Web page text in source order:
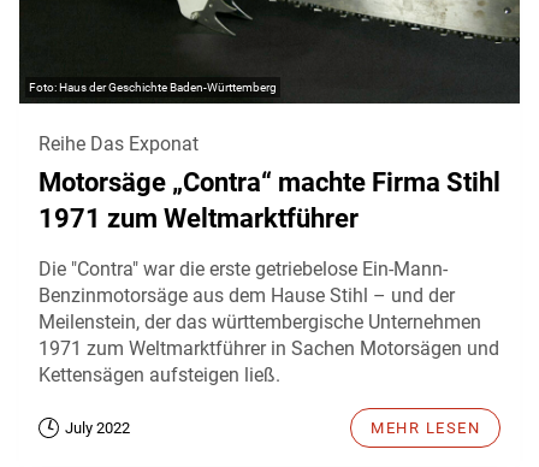
Haus der Geschichte Baden-Württemberg
Reihe Das Exponat
Motorsäge „Contra“ machte Firma Stihl
1971 zum Weltmarktführer
Die "Contra" war die erste getriebelose Ein-Mann-
Benzinmotorsäge aus dem Hause Stihl – und der
Meilenstein, der das württembergische Unternehmen
1971 zum Weltmarktführer in Sachen Motorsägen und
Kettensägen aufsteigen ließ.
July 2022 MEHR LESEN